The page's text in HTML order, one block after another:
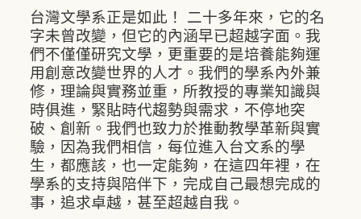
台灣文學系正是如此！ 二十多年來，它的名
字未曾改變，但它的內涵早已超越字面。我
們不僅僅研究文學，更重要的是培養能夠運
用創意改變世界的人才。我們的學系內外兼
修，理論與實務並重，所教授的專業知識與
時俱進，緊貼時代趨勢與需求，不停地突
破、創新。我們也致力於推動教學革新與實
驗，因為我們相信，每位進入台文系的學
生，都應該，也一定能夠，在這四年裡，在
學系的支持與陪伴下，完成自己最想完成的
事，追求卓越，甚至超越自我。